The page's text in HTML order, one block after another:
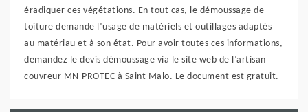
éradiquer ces végétations. En tout cas, le démoussage de
toiture demande l’usage de matériels et outillages adaptés
au matériau et à son état. Pour avoir toutes ces informations,
demandez le devis démoussage via le site web de l’artisan
couvreur MN-PROTEC à Saint Malo. Le document est gratuit.